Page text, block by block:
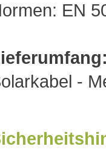
EN
-